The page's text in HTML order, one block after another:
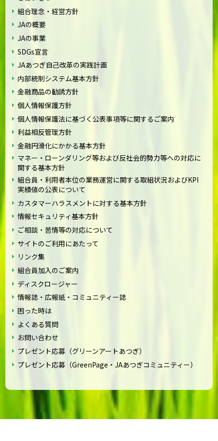
組合理念・経営方針
JAの概要
JAの事業
SDGs宣言
JAあつぎ自己改革の実践計画
内部統制システム基本方針
金融商品の勧誘方針
個人情報保護方針
個人情報保護法に基づく公表事項等に関するご案内
利益相反管理方針
金融円滑化にかかる基本方針
マネー・ローンダリング等および反社会的勢力等への対応に
関する基本方針
組合員・利用者本位の業務運営に関する取組状況およびKPI
実績値の公表について
カスタマーハラスメントに対する基本方針
情報セキュリティ基本方針
ご相談・苦情等の対応について
サイトのご利用にあたって
リンク集
組合員加入のご案内
ディスクロージャー
情報誌・広報紙・コミュニティー誌
困った時は
よくある質問
お問い合わせ
プレゼント応募（グリーンアートあつぎ）
プレゼント応募（GreenPage・JAあつぎコミュニティー）